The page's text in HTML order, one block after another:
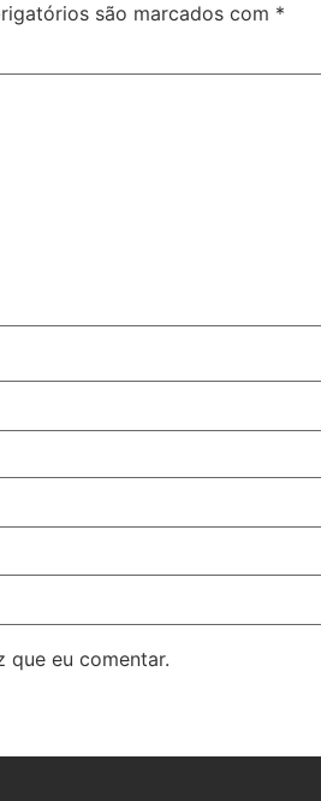
são marcados com *
que eu comentar.